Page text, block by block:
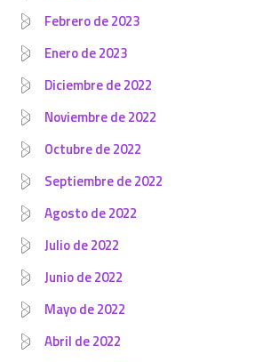
Febrero de 2023
Enero de 2023
Diciembre de 2022
Noviembre de 2022
Octubre de 2022
Septiembre de 2022
Agosto de 2022
Julio de 2022
Junio de 2022
Mayo de 2022
Abril de 2022